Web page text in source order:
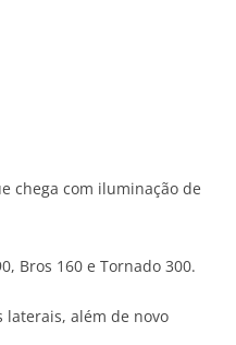
chega com iluminação de
Bros 160 e Tornado 300.
laterais, além de novo